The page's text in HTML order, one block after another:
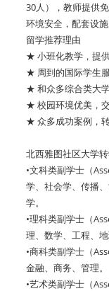
30人），教师提供
环境安全，配套设
留学推荐理由
★ 小班化教学，提
★ 周到的国际学生
★ 和众多综合类大
★ 校园环境优美，
★ 众多成功案例，
北西雅图社区大学
•文科类副学士（
学、社会学、传播
学。
•理科类副学士（
理、数学、工程、
•商科类副学士（
金融、商务、管理。
•艺术类副学士（